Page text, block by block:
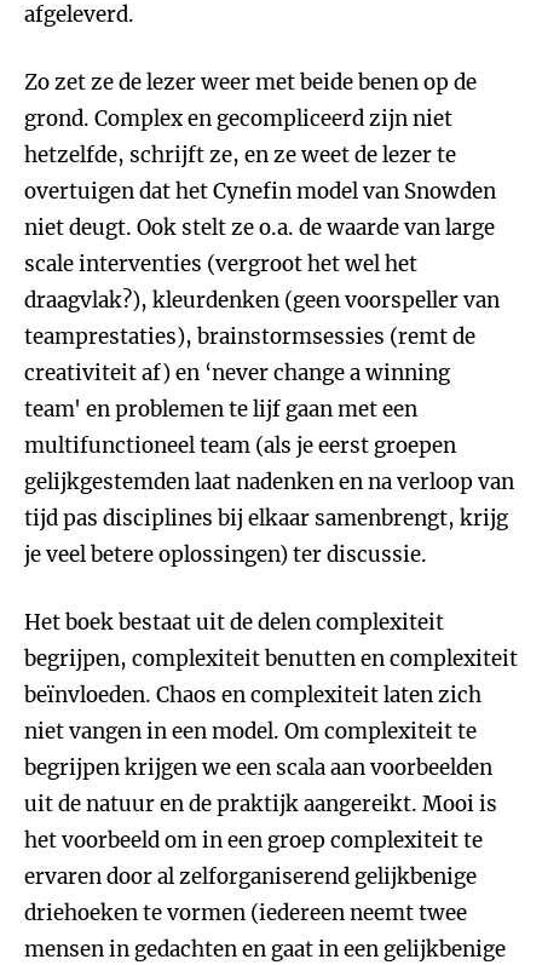
afgeleverd.
Zo zet ze de lezer weer met beide benen op de
grond. Complex en gecompliceerd zijn niet
hetzelfde, schrijft ze, en ze weet de lezer te
overtuigen dat het Cynefin model van Snowden
niet deugt. Ook stelt ze o.a. de waarde van large
scale interventies (vergroot het wel het
draagvlak?), kleurdenken (geen voorspeller van
teamprestaties), brainstormsessies (remt de
creativiteit af) en ‘never change a winning
team' en problemen te lijf gaan met een
multifunctioneel team (als je eerst groepen
gelijkgestemden laat nadenken en na verloop van
tijd pas disciplines bij elkaar samenbrengt, krijg
je veel betere oplossingen) ter discussie.
Het boek bestaat uit de delen complexiteit
begrijpen, complexiteit benutten en complexiteit
beïnvloeden. Chaos en complexiteit laten zich
niet vangen in een model. Om complexiteit te
begrijpen krijgen we een scala aan voorbeelden
uit de natuur en de praktijk aangereikt. Mooi is
het voorbeeld om in een groep complexiteit te
ervaren door al zelforganiserend gelijkbenige
driehoeken te vormen (iedereen neemt twee
mensen in gedachten en gaat in een gelijkbenige